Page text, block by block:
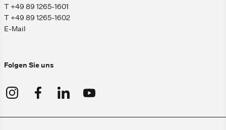
T +49 89 1265-1601
T +49 89 1265-1602
E-Mail
Folgen Sie uns